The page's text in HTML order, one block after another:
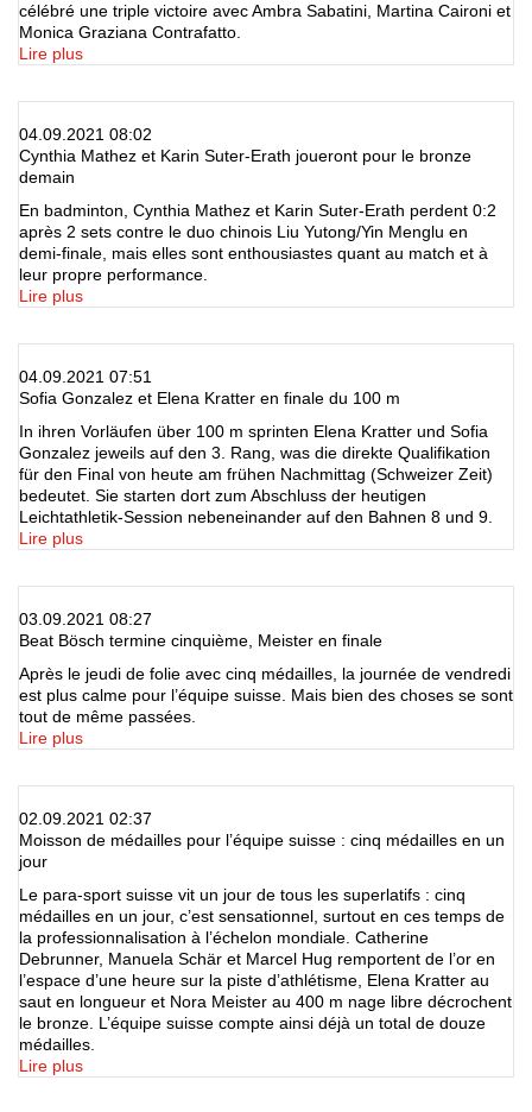
célébré une triple victoire avec Ambra Sabatini, Martina Caironi et
Monica Graziana Contrafatto.
Lire plus
04.09.2021 08:02
Cynthia Mathez et Karin Suter-Erath joueront pour le bronze
demain
En badminton, Cynthia Mathez et Karin Suter-Erath perdent 0:2
après 2 sets contre le duo chinois Liu Yutong/Yin Menglu en
demi-finale, mais elles sont enthousiastes quant au match et à
leur propre performance.
Lire plus
04.09.2021 07:51
Sofia Gonzalez et Elena Kratter en finale du 100 m
In ihren Vorläufen über 100 m sprinten Elena Kratter und Sofia
Gonzalez jeweils auf den 3. Rang, was die direkte Qualifikation
für den Final von heute am frühen Nachmittag (Schweizer Zeit)
bedeutet. Sie starten dort zum Abschluss der heutigen
Leichtathletik-Session nebeneinander auf den Bahnen 8 und 9.
Lire plus
03.09.2021 08:27
Beat Bösch termine cinquième, Meister en finale
Après le jeudi de folie avec cinq médailles, la journée de vendredi
est plus calme pour l’équipe suisse. Mais bien des choses se sont
tout de même passées.
Lire plus
02.09.2021 02:37
Moisson de médailles pour l’équipe suisse : cinq médailles en un
jour
Le para-sport suisse vit un jour de tous les superlatifs : cinq
médailles en un jour, c’est sensationnel, surtout en ces temps de
la professionnalisation à l’échelon mondiale. Catherine
Debrunner, Manuela Schär et Marcel Hug remportent de l’or en
l’espace d’une heure sur la piste d’athlétisme, Elena Kratter au
saut en longueur et Nora Meister au 400 m nage libre décrochent
le bronze. L’équipe suisse compte ainsi déjà un total de douze
médailles.
Lire plus